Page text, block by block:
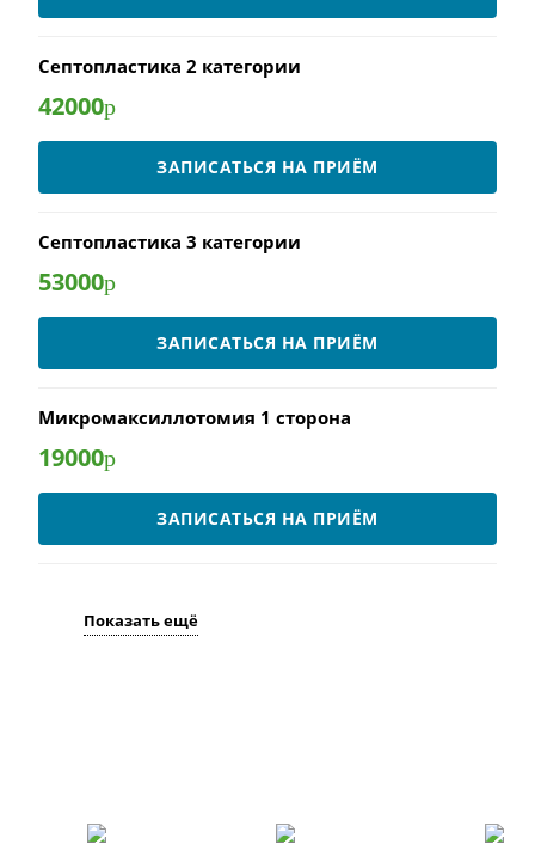
Септопластика 2 категории
42000р
ЗАПИСАТЬСЯ НА ПРИЁМ
Септопластика 3 категории
53000р
ЗАПИСАТЬСЯ НА ПРИЁМ
Микромаксиллотомия 1 сторона
19000р
ЗАПИСАТЬСЯ НА ПРИЁМ
Показать ещё